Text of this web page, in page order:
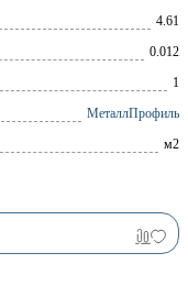
4.61
0.012
1
МеталлПрофиль
м2